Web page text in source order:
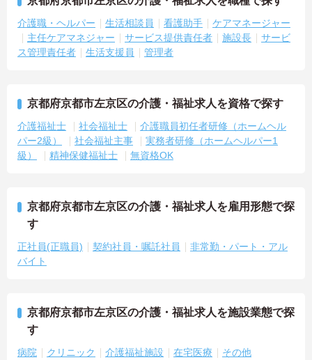
介護職・ヘルパー 生活相談員 看護助手
ケアマネージャー
主任ケアマネジャー
サービス提供責任者 施設長
サービ
ス管理責任者
生活支援員 管理者
京都府京都市左京区の介護・福祉求人を資格で探す
介護福祉士 社会福祉士
介護職員初任者研修（ホームヘル
パー2級）
社会福祉主事
実務者研修（ホームヘルパー1
級）
精神保健福祉士 無資格OK
京都府京都市左京区の介護・福祉求人を雇用形態で探
す
正社員(正職員) 契約社員・嘱託社員
非常勤・パート・アル
バイト
京都府京都市左京区の介護・福祉求人を施設業態で探
す
病院 クリニック 介護福祉施設 在宅医療 その他